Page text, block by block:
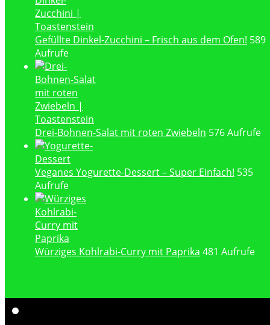
Gefüllte Dinkel-Zucchini – Frisch aus dem Ofen! 589
Aufrufe
Drei-Bohnen-Salat mit roten Zwiebeln 576 Aufrufe
Veganes Yogurette-Dessert – Super Einfach! 535
Aufrufe
Würziges Kohlrabi-Curry mit Paprika 481 Aufrufe